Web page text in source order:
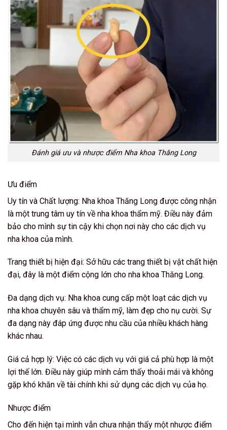
Đánh giá ưu và nhược điểm Nha khoa Thăng Long
Ưu điểm
Uy tín và Chất lượng: Nha khoa Thăng Long được công nhận
là một trung tâm uy tín về nha khoa thẩm mỹ. Điều này đảm
bảo cho mình sự tin cậy khi chọn nơi này cho các dịch vụ
nha khoa của mình.
Trang thiết bị hiện đại: Sở hữu các trang thiết bị vật chất hiện
đại, đây là một điểm cộng lớn cho nha khoa Thăng Long.
Đa dạng dịch vụ: Nha khoa cung cấp một loạt các dịch vụ
nha khoa chuyên sâu và thẩm mỹ, làm đẹp cho nụ cười. Sự
đa dạng này đáp ứng được nhu cầu của nhiều khách hàng
khác nhau.
Giá cả hợp lý: Việc có các dịch vụ với giá cả phù hợp là một
lợi thế lớn. Điều này giúp mình cảm thấy thoải mái và không
gặp khó khăn về tài chính khi sử dụng các dịch vụ của họ.
Nhược điểm
Cho đến hiện tại mình vẫn chưa nhận thấy một nhược điểm